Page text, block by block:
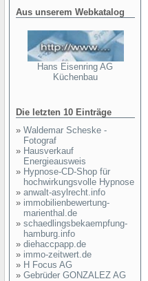
Aus unserem Webkatalog
Hans Eisenring AG
Küchenbau
Die letzten 10 Einträge
» Waldemar Scheske -
Fotograf
» Hausverkauf
Energieausweis
» Hypnose-CD-Shop für
hochwirkungsvolle Hypnose
» anwalt-asylrecht.info
» immobilienbewertung-
marienthal.de
» schaedlingsbekaempfung-
hamburg.info
» diehaccpapp.de
» immo-zeitwert.de
» H Focus AG
» Gebrüder GONZALEZ AG